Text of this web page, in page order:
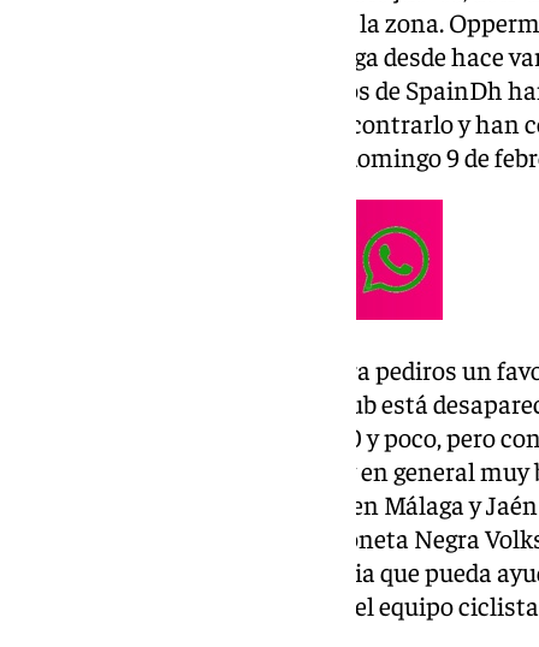
tras localizarse su furgoneta en la zona.
estadounidense, reside en Málaga desde hace
experimentado. Sus compañeros de SpainDh
redes sociales para tratar de encontrarlo y han
búsqueda para este sábado 8 y domingo 9 de
«Contactamos con vosotros para pediros un
compañero, socio de nuestro club está
llama Matt Opperman, rubio, 50 y poco, pero
delgado. Muy fuerte con la bici y en general
Estados Unidos pero residente en Málaga y
español fluido. Va con una furgoneta Negra
turquesa. Si tenéis alguna noticia que pueda
privado», ha publicado en redes el equipo